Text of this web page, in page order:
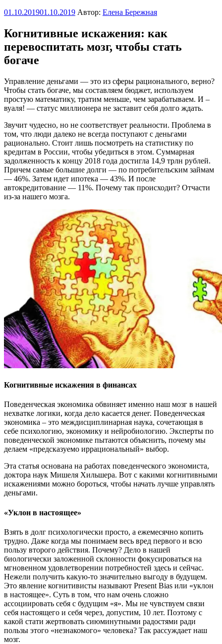
Опубликовано
01.10.201901.10.2019 Автор: Елена Бережная
Когнитивные искажения: как
перевоспитать мозг, чтобы стать
богаче
Управление деньгами — это из сферы рационального, верно?
Чтобы стать богаче, мы составляем бюджет, используем
простую математику, тратим меньше, чем зарабатываем. И –
вуаля! — статус миллионера не заставит себя долго ждать.
Звучит чудесно, но не соответствует реальности. Проблема в
том, что люди далеко не всегда поступают с деньгами
рационально. Стоит лишь посмотреть на статистику по
кредитам в России, чтобы убедиться в этом. Суммарная
задолженность к концу 2018 года достигла 14,9 трлн рублей.
Причем самые большие долги — по потребительским займам
— 46%. Затем идет ипотека — 43%. И после
автокредитование — 11%. Почему так происходит? Отчасти
из-за нашего мозга.
Когнитивные искажения в финансах
Поведенческая экономика обвиняет именно наш мозг в нашей
нехватке логики, когда дело касается денег. Поведенческая
экономика – это междисциплинарная наука, сочетающая в
себе психологию, экономику и нейробиологию. Эксперты по
поведенческой экономике пытаются объяснить, почему мы
делаем «предсказуемо иррациональный» выбор.
Эта статья основана на работах поведенческого экономиста,
доктора наук Мишеля Хильшера. Вот с какими когнитивными
искажениями можно бороться, чтобы начать лучше управлять
деньгами.
«Уклон в настоящее»
Взять в долг психологически просто, а ежемесячно копить
трудно. Даже когда мы понимаем весь вред первого и всю
пользу второго действия. Почему? Дело в нашей
биологически заложенной склонности фокусироваться на
мгновенном удовлетворении потребностей здесь и сейчас.
Нежели получить какую-то значительно выгоду в будущем.
Это явление когнитивисты называют Present Bias или «уклон
в настоящее». Суть в том, что нам очень сложно
ассоциировать себя с будущим «я». Мы не чувствуем связи
себя настоящего и себя через, допустим, 10 лет. Поэтому с
какой стати жертвовать сиюминутными радостями ради
пользы этого «незнакомого» человека? Так рассуждает наш
мозг.